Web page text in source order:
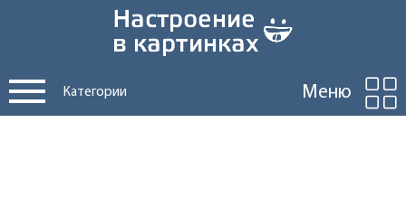
Категории Меню